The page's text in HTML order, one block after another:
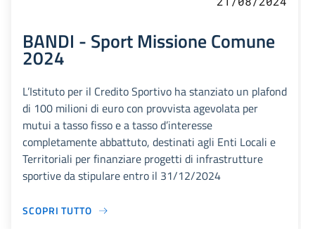
BANDI - Sport Missione Comune
2024
L’Istituto per il Credito Sportivo ha stanziato un plafond
di 100 milioni di euro con provvista agevolata per
mutui a tasso fisso e a tasso d’interesse
completamente abbattuto, destinati agli Enti Locali e
Territoriali per finanziare progetti di infrastrutture
sportive da stipulare entro il 31/12/2024
SCOPRI TUTTO